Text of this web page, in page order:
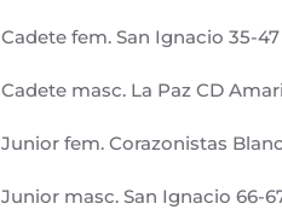
Cadete fem. San Ignacio 35-
Cadete masc. La Paz CD
Junior fem. Corazonistas
Junior masc. San Ignacio 66-